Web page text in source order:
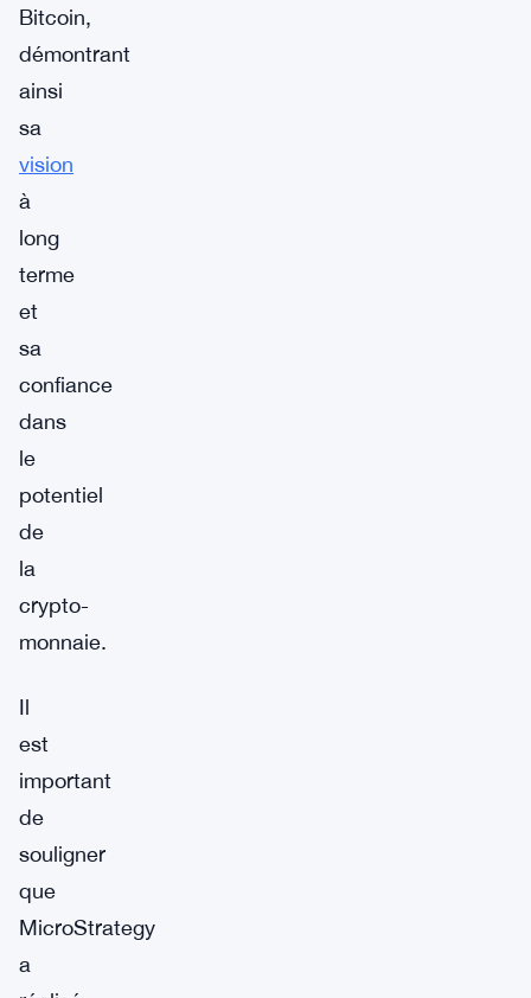
Bitcoin,
démontrant
ainsi
sa
vision
à
long
terme
et
sa
confiance
dans
le
potentiel
de
la
crypto-
monnaie.
Il
est
important
de
souligner
que
MicroStrategy
a